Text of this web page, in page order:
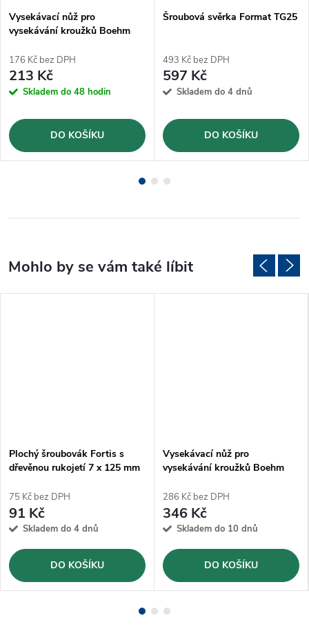
Vysekávací nůž pro
vysekávání kroužků Boehm
176 Kč bez DPH
213 Kč
Skladem do 48 hodin
DO KOŠÍKU
Šroubová svěrka Format TG25
493 Kč bez DPH
597 Kč
Skladem do 4 dnů
DO KOŠÍKU
Plochý šroubovák Fortis s
dřevěnou rukojetí 7 x 125 mm
75 Kč bez DPH
91 Kč
Skladem do 4 dnů
DO KOŠÍKU
Vysekávací nůž pro
vysekávání kroužků Boehm
286 Kč bez DPH
346 Kč
Skladem do 10 dnů
DO KOŠÍKU